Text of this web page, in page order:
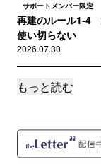
サポートメンバー限定
再建のルール1-4
使い切らない
2026.07.30
読者限定
2026.07.27
もっと読む